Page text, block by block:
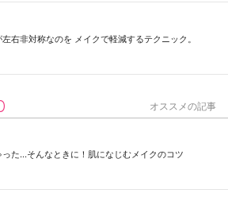
右非対称なのを メイクで軽減するテクニック。
オススメの記事
った...そんなときに！肌になじむメイクのコツ